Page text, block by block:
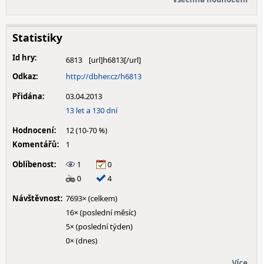
Statistiky
Id hry:
6813
Odkaz:
http://dbher.cz/h6813
Přidána:
03.04.2013
13 let a 130 dní
Hodnocení:
12 (10-70 %)
Komentářů:
1
Oblíbenost:
1
0
0
4
Návštěvnost: 7693× (celkem)
16× (poslední měsíc)
5× (poslední týden)
0× (dnes)